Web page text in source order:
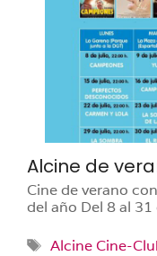
Alcine de
Cine de verano
del año Del 8 al
Etiquetas
Alcine Cine-